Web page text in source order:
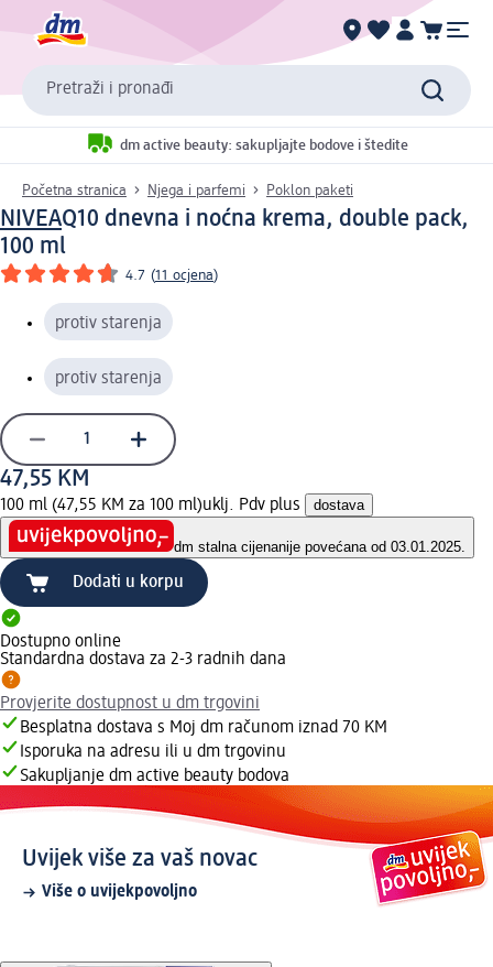
Pretraži i pronađi
dm active beauty: sakupljajte bodove i štedite
Početna stranica Njega i parfemi Poklon paketi
NIVEAQ10 dnevna i noćna krema, double pack,
100 ml
4.7 (11 ocjena)
protiv starenja
protiv starenja
47,55 KM
100 ml (47,55 KM za 100 ml)uklj. Pdv plus dostava
dm stalna cijenanije povećana od 03.01.2025.
Dodati u korpu
Dostupno online
Standardna dostava za 2-3 radnih dana
Provjerite dostupnost u dm trgovini
Besplatna dostava s Moj dm računom iznad 70 KM
Isporuka na adresu ili u dm trgovinu
Sakupljanje dm active beauty bodova
Uvijek više za vaš novac
Više o uvijekpovoljno